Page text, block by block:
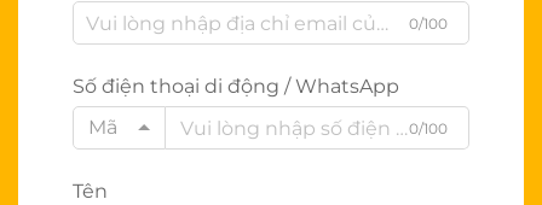
0/100
Số điện thoại di động / WhatsApp
Mã
0/100
Tên